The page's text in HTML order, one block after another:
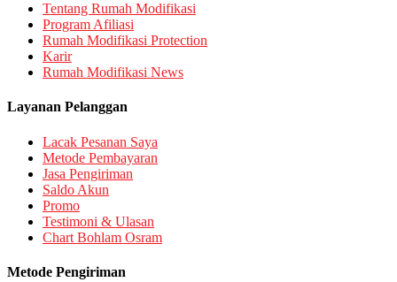
Tentang Rumah Modifikasi
Program Afiliasi
Rumah Modifikasi Protection
Karir
Rumah Modifikasi News
Layanan Pelanggan
Lacak Pesanan Saya
Metode Pembayaran
Jasa Pengiriman
Saldo Akun
Promo
Testimoni & Ulasan
Chart Bohlam Osram
Metode Pengiriman